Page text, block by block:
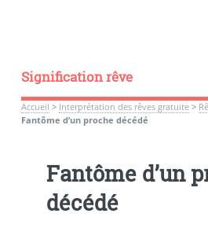
Signification rêve
Accueil > Interprétation des rêves gratuite>
Fantôme d’un proche décédé
Fantôme d’un
décédé